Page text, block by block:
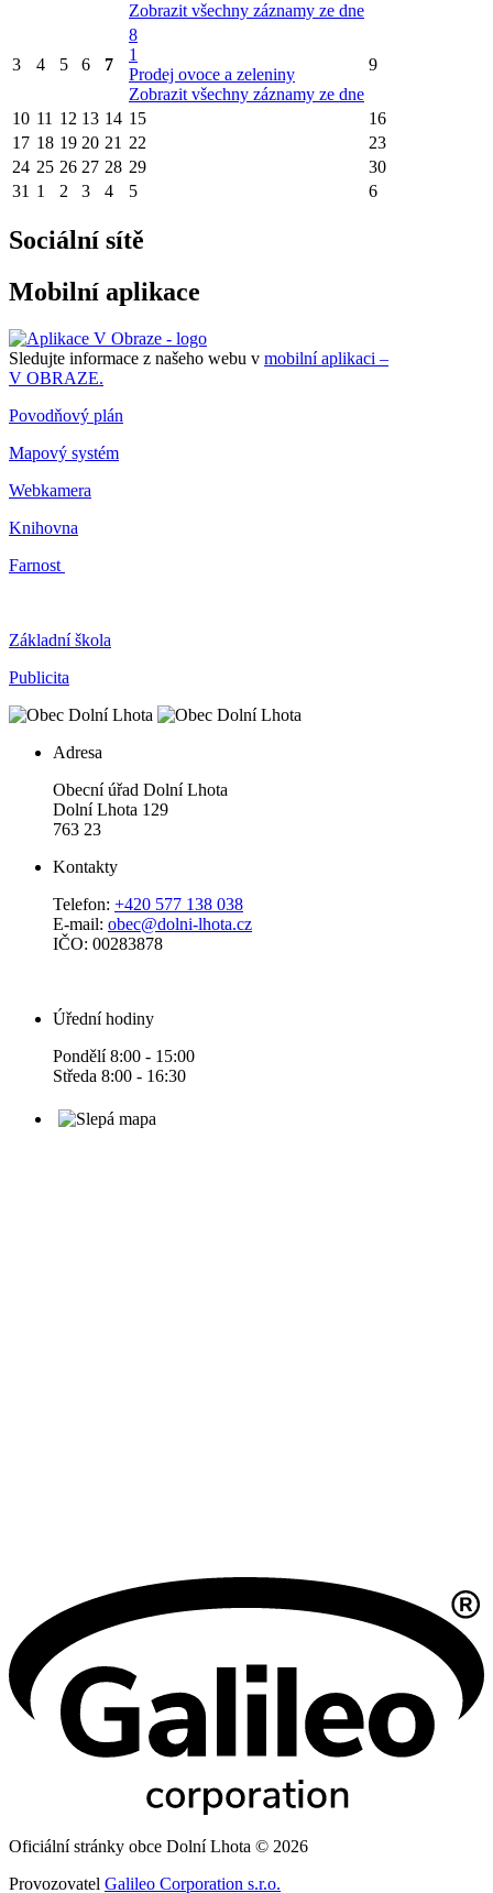
Zobrazit všechny záznamy ze dne
3 4 5 6 7
8
1
Prodej ovoce a zeleniny
Zobrazit všechny záznamy ze dne
9
10 11 12 13 14 15
16
17 18 19 20 21 22
23
24 25 26 27 28 29
30
31 1 2 3 4 5 6
Sociální sítě
Mobilní aplikace
Sledujte informace z našeho webu v mobilní aplikaci –
V OBRAZE.
Povodňový plán
Mapový systém
Webkamera
Knihovna
Farnost
Základní škola
Publicita
Adresa
Obecní úřad Dolní Lhota
Dolní Lhota 129
763 23
Kontakty
Telefon: +420 577 138 038
E-mail: obec@dolni-lhota.cz
IČO: 00283878
Úřední hodiny
Pondělí 8:00 - 15:00
Středa 8:00 - 16:30
Oficiální stránky obce Dolní Lhota © 2026
Provozovatel Galileo Corporation s.r.o.